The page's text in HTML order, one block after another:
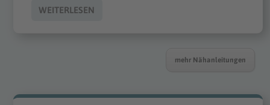
WEITERLESEN
mehr Nähanleitungen